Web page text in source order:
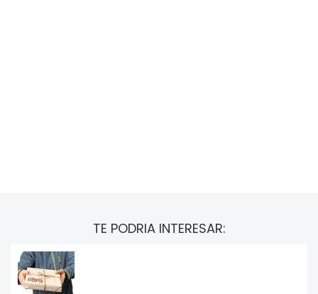
TE PODRIA INTERESAR: